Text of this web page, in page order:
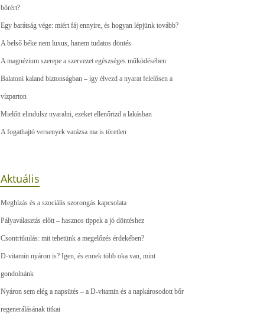
bőrért?
Egy barátság vége: miért fáj ennyire, és hogyan lépjünk tovább?
A belső béke nem luxus, hanem tudatos döntés
A magnézium szerepe a szervezet egészséges működésében
Balatoni kaland biztonságban – így élvezd a nyarat felelősen a
vízparton
Mielőtt elindulsz nyaralni, ezeket ellenőrizd a lakásban
A fogathajtó versenyek varázsa ma is töretlen
Aktuális
Meghízás és a szociális szorongás kapcsolata
Pályaválasztás előtt – hasznos tippek a jó döntéshez
Csontritkulás: mit tehetünk a megelőzés érdekében?
D-vitamin nyáron is? Igen, és ennek több oka van, mint
gondolnánk
Nyáron sem elég a napsütés – a D-vitamin és a napkárosodott bőr
regenerálásának titkai